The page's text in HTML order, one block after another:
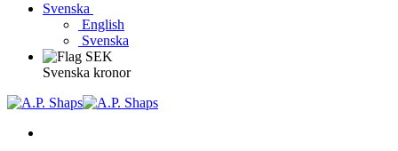
Svenska
English
Svenska
Svenska kronor